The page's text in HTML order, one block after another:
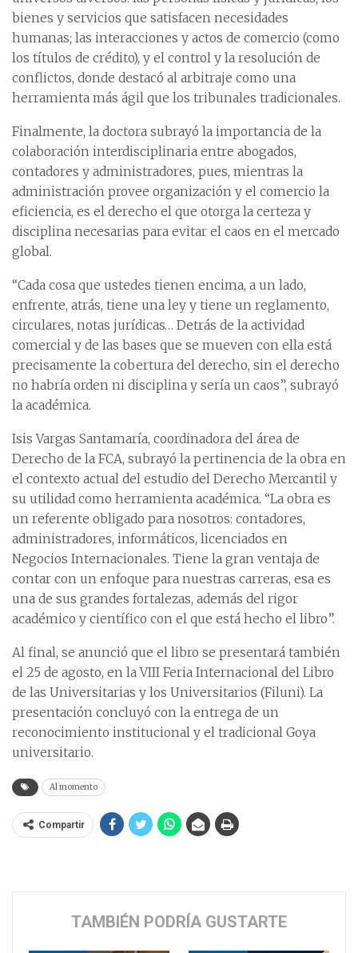
bienes y servicios que satisfacen necesidades
humanas; las interacciones y actos de comercio (como
los títulos de crédito), y el control y la resolución de
conflictos, donde destacó al arbitraje como una
herramienta más ágil que los tribunales tradicionales.
Finalmente, la doctora subrayó la importancia de la
colaboración interdisciplinaria entre abogados,
contadores y administradores, pues, mientras la
administración provee organización y el comercio la
eficiencia, es el derecho el que otorga la certeza y
disciplina necesarias para evitar el caos en el mercado
global.
“Cada cosa que ustedes tienen encima, a un lado,
enfrente, atrás, tiene una ley y tiene un reglamento,
circulares, notas jurídicas… Detrás de la actividad
comercial y de las bases que se mueven con ella está
precisamente la cobertura del derecho, sin el derecho
no habría orden ni disciplina y sería un caos”, subrayó
la académica.
Isis Vargas Santamaría, coordinadora del área de
Derecho de la FCA, subrayó la pertinencia de la obra en
el contexto actual del estudio del Derecho Mercantil y
su utilidad como herramienta académica. “La obra es
un referente obligado para nosotros: contadores,
administradores, informáticos, licenciados en
Negocios Internacionales. Tiene la gran ventaja de
contar con un enfoque para nuestras carreras, esa es
una de sus grandes fortalezas, además del rigor
académico y científico con el que está hecho el libro”.
Al final, se anunció que el libro se presentará también
el 25 de agosto, en la VIII Feria Internacional del Libro
de las Universitarias y los Universitarios (Filuni). La
presentación concluyó con la entrega de un
reconocimiento institucional y el tradicional Goya
universitario.
Al momento
Compartir
TAMBIÉN PODRÍA GUSTARTE